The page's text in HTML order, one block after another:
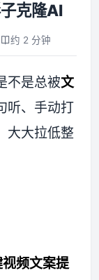
克隆AI
约 2 分钟
不是总被文
听、手动打
大大拉低整
频文案提